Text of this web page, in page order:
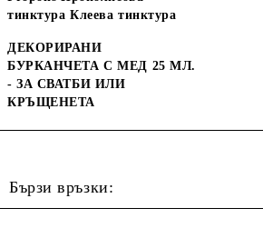
тинктура Клеева тинктура
ДЕКОРИРАНИ
БУРКАНЧЕТА С МЕД 25 МЛ.
- ЗА СВАТБИ ИЛИ
КРЪЩЕНЕТА
Бързи връзки: